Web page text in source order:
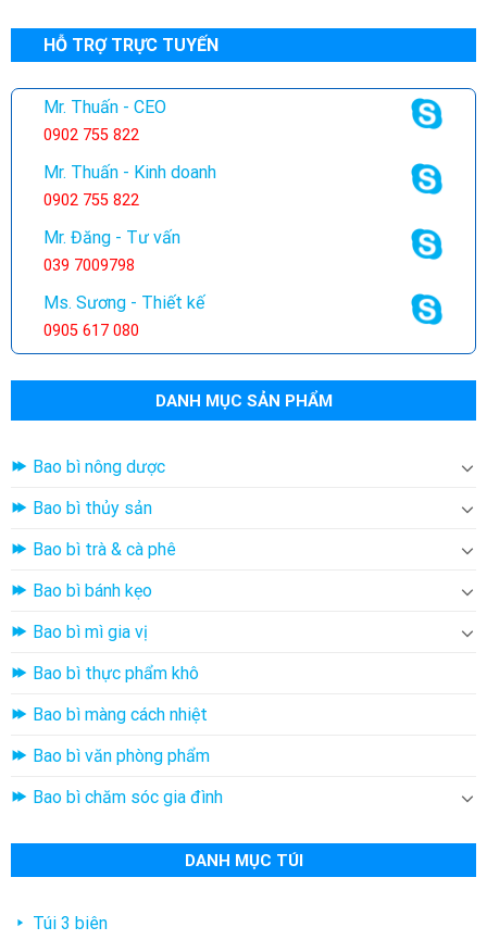
HỖ TRỢ TRỰC TUYẾN
Mr. Thuấn - CEO
0902 755 822
Mr. Thuấn - Kinh doanh
0902 755 822
Mr. Đăng - Tư vấn
039 7009798
Ms. Sương - Thiết kế
0905 617 080
DANH MỤC SẢN PHẨM
Bao bì nông dược
Bao bì thủy sản
Bao bì trà & cà phê
Bao bì bánh kẹo
Bao bì mì gia vị
Bao bì thực phẩm khô
Bao bì màng cách nhiệt
Bao bì văn phòng phẩm
Bao bì chăm sóc gia đình
DANH MỤC TÚI
Túi 3 biên